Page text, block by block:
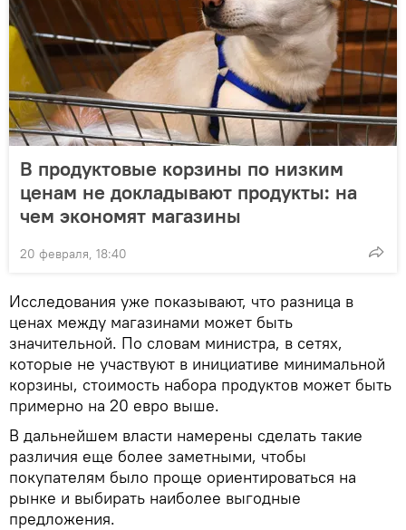
В продуктовые корзины по низким
ценам не докладывают продукты: на
чем экономят магазины
20 февраля, 18:40
Исследования уже показывают, что разница в
ценах между магазинами может быть
значительной. По словам министра, в сетях,
которые не участвуют в инициативе минимальной
корзины, стоимость набора продуктов может быть
примерно на 20 евро выше.
В дальнейшем власти намерены сделать такие
различия еще более заметными, чтобы
покупателям было проще ориентироваться на
рынке и выбирать наиболее выгодные
предложения.